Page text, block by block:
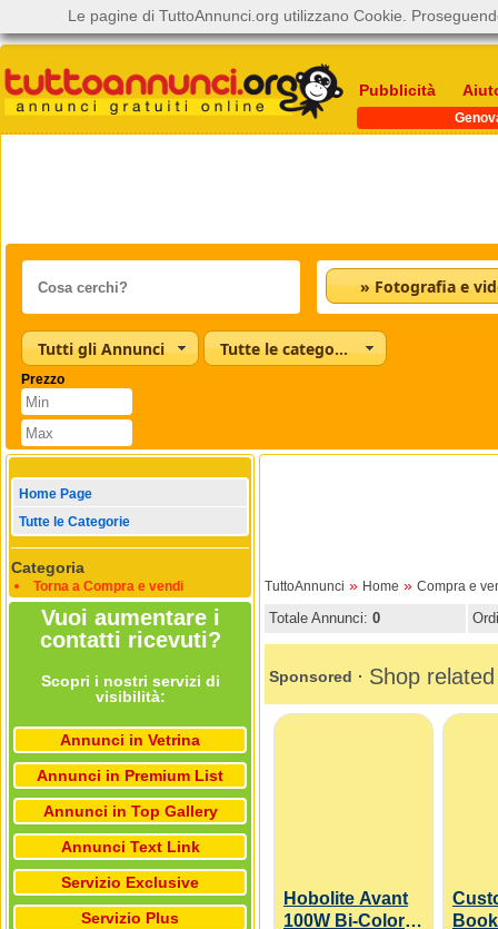
Pubblicità
» Fotografia e
Tutti gli Annunci Tutte le categorie
Prezzo
Home Page
Tutte le Categorie
Categoria
Torna a Compra e vendi
Vuoi aumentare i
contatti ricevuti?
Scopri i nostri servizi di
visibilità:
Annunci in Vetrina
Annunci in Premium List
Annunci in Top Gallery
Annunci Text Link
Servizio Exclusive
Servizio Plus
TuttoAnnunci » Home » Compra e
Totale Annunci: 0
Le pagine di TuttoAnnunci.org utilizzano Cookie.